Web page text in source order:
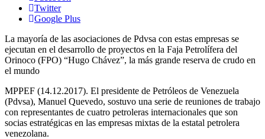
Twitter
Google Plus
La mayoría de las asociaciones de Pdvsa con estas empresas se
ejecutan en el desarrollo de proyectos en la Faja Petrolífera del
Orinoco (FPO) “Hugo Chávez”, la más grande reserva de crudo en
el mundo
MPPEF (14.12.2017). El presidente de Petróleos de Venezuela
(Pdvsa), Manuel Quevedo, sostuvo una serie de reuniones de trabajo
con representantes de cuatro petroleras internacionales que son
socias estratégicas en las empresas mixtas de la estatal petrolera
venezolana.